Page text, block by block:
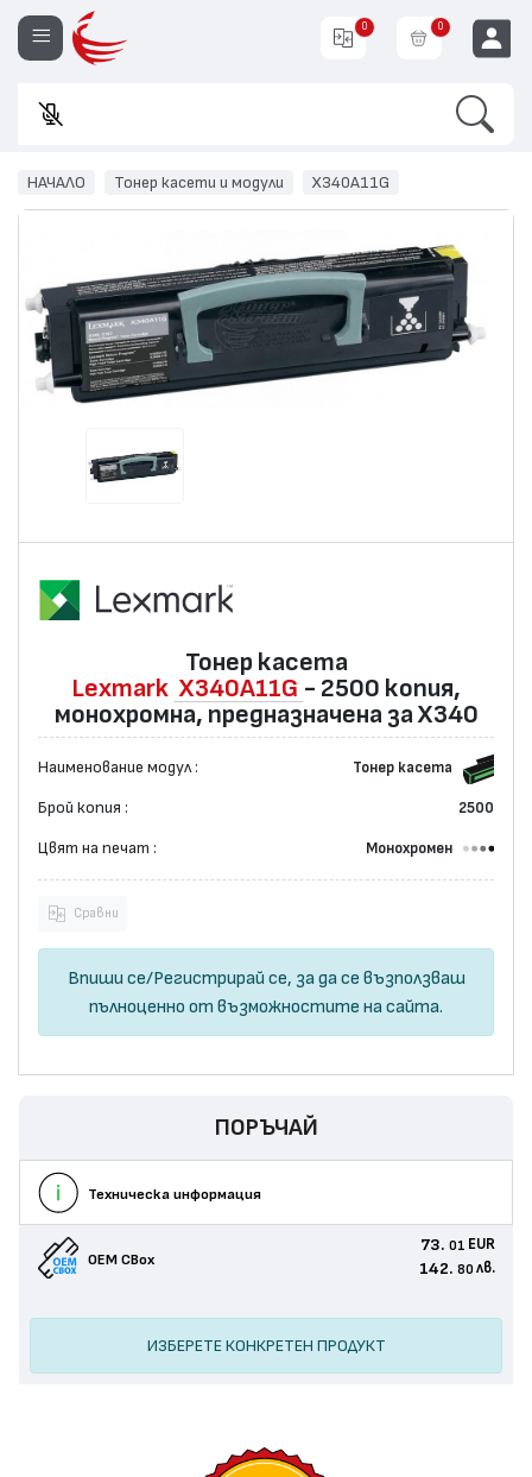
0 0
НАЧАЛО Тонер касети и модули X340A11G
Тонер касета
Lexmark X340A11G - 2500 копия,
монохромна, предназначена за X340
Наименование модул : Тонер касета
Брой копия : 2500
Цвят на печат : Монохромен
Сравни
Впиши се/Регистрирай се, за да се възползваш
пълноценно от възможностите на сайта.
ПОРЪЧАЙ
Техническа информация
OEM CBox
73. 01 EUR
142. 80 лв.
ИЗБЕРЕТЕ КОНКРЕТЕН ПРОДУКТ